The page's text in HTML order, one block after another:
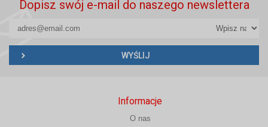
Dopisz swój e-mail do naszego newslettera
Informacje
O nas